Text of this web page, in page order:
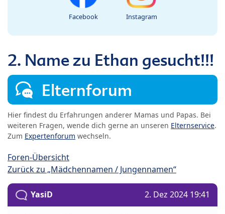
Facebook Instagram
2. Name zu Ethan gesucht!!!
Elternforum
Hier findest du Erfahrungen anderer Mamas und Papas. Bei
weiteren Fragen, wende dich gerne an unseren Elternservice.
Zum Expertenforum wechseln.
Foren-Übersicht
Zurück zu „Mädchennamen / Jungennamen“
YasiD 2. Dez 2024 19:41